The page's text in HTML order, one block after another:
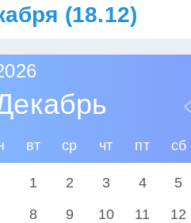
(18.12)
вт ср чт пт сб
1 2 3 4 5
8 9 10 11 12